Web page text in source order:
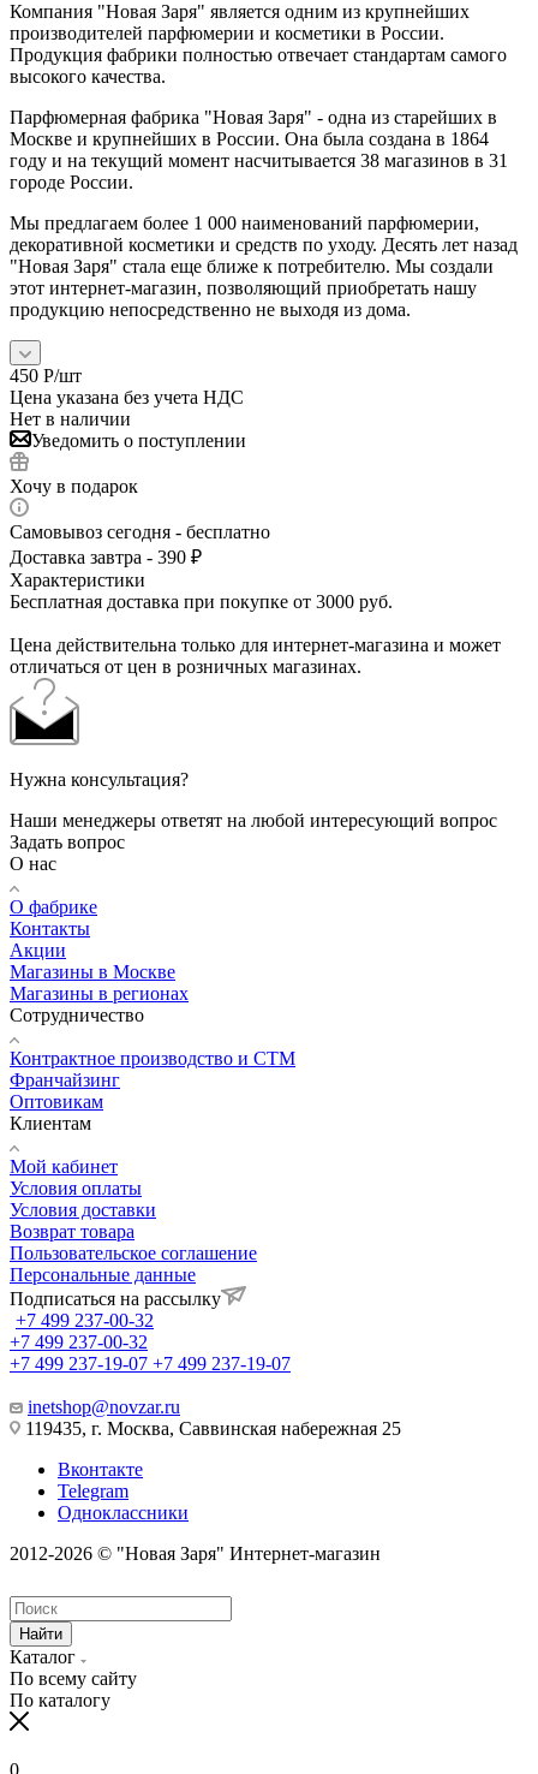
Компания "Новая Заря" является одним из крупнейших
производителей парфюмерии и косметики в России.
Продукция фабрики полностью отвечает стандартам самого
высокого качества.
Парфюмерная фабрика "Новая Заря" - одна из старейших в
Москве и крупнейших в России. Она была создана в 1864
году и на текущий момент насчитывается 38 магазинов в 31
городе России.
Мы предлагаем более 1 000 наименований парфюмерии,
декоративной косметики и средств по уходу. Десять лет назад
"Новая Заря" стала еще ближе к потребителю. Мы создали
этот интернет-магазин, позволяющий приобретать нашу
продукцию непосредственно не выходя из дома.
450 Р/шт
Цена указана без учета НДС
Нет в наличии
Уведомить о поступлении
Хочу в подарок
Самовывоз сегодня - бесплатно
Доставка завтра - 390 ₽
Характеристики
Бесплатная доставка при покупке от 3000 руб.
Цена действительна только для интернет-магазина и может
отличаться от цен в розничных магазинах.
Нужна консультация?
Наши менеджеры ответят на любой интересующий вопрос
Задать вопрос
О нас
О фабрике
Контакты
Акции
Магазины в Москве
Магазины в регионах
Сотрудничество
Контрактное производство и СТМ
Франчайзинг
Оптовикам
Клиентам
Мой кабинет
Условия оплаты
Условия доставки
Возврат товара
Пользовательское соглашение
Персональные данные
Подписаться на рассылку
+7 499 237-00-32
+7 499 237-00-32
+7 499 237-19-07 +7 499 237-19-07
inetshop@novzar.ru
119435, г. Москва, Саввинская набережная 25
Вконтакте
Telegram
Одноклассники
2012-2026 © "Новая Заря" Интернет-магазин
Найти
Каталог
По всему сайту
По каталогу